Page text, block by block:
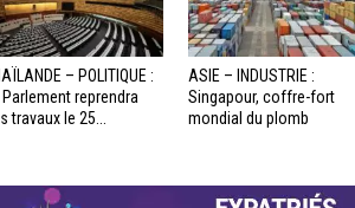
– POLITIQUE :
Parlement reprendra
travaux le 25...
ASIE – INDUSTRIE :
Singapour, coffre-fort
mondial du plomb